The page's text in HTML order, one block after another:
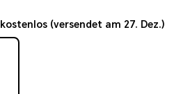
(versendet am 27. Dez.)